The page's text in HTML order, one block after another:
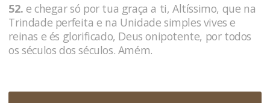
52. e chegar só por tua graça a ti, Altíssimo, que na
Trindade perfeita e na Unidade simples vives e
reinas e és glorificado, Deus onipotente, por todos
os séculos dos séculos. Amém.